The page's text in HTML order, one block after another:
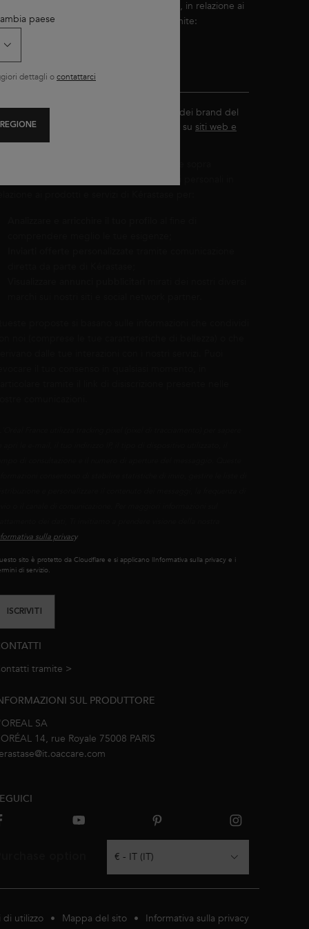
tramite comunicazione diretta e/o indiretta, in relazione ai
e servizi di Kérastase, a scelta tramite:
SMS e testo
Visualizzazione di annunci pubblicitari dei brand del
Gruppo L'Oréal adatti ai miei interessi su siti web e
social network partner
sulla privacy.
sito è protetto da Cloudflare e si applicano lInformativa sulla privacy e i
di servizio.
ISCRIVITI
tramite >
SUL PRODUTTORE
SA
14, rue Royale 75008 PARIS
€ - IT (IT)
di utilizzo Mappa del sito Informativa sulla privacy
paese
dettagli ocontattarci